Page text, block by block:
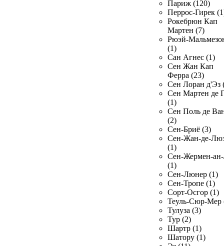
Париж (120)
Перрос-Гирек
Рокебрюн Кап
Мартен (7)
Рюэй-
(1)
Сан Агнес (1)
Сен Жан Кап
Ферра (23)
Сен Лоран д'Эз
Сен Мартен де
(1)
Сен Поль де
(2)
Сен-Бриё (3)
Сен-Жан-де-
(1)
Сен-Жермен-
(1)
Сен-Люнер (1)
Сен-Тропе (1)
Сорт-Осгор (1)
Теуль-Сюр-Мер
Тулуза (3)
Тур (2)
Шартр (1)
Шатору (1)